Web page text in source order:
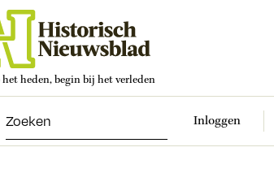
heden, begin bij het verleden
Inloggen